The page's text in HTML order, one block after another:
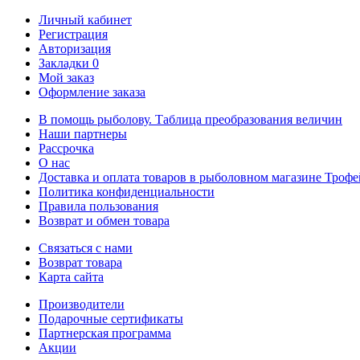
Личный кабинет
Регистрация
Авторизация
Закладки 0
Мой заказ
Оформление заказа
В помощь рыболову. Таблица преобразования величин
Наши партнеры
Рассрочка
О нас
Доставка и оплата товаров в рыболовном магазине
Политика конфиденциальности
Правила пользования
Возврат и обмен товара
Связаться с нами
Возврат товара
Карта сайта
Производители
Подарочные сертификаты
Партнерская программа
Акции